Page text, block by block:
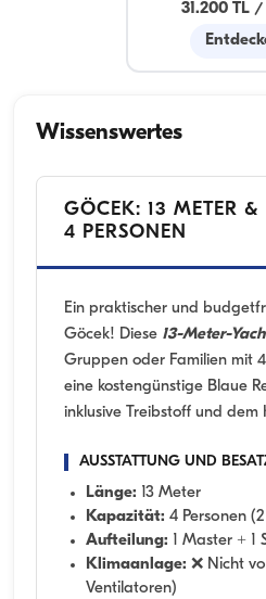
31.200 TL/
Wissenswertes
GÖCEK: 13 METER
4 PERSONEN
Ein praktischer und
Göcek! Diese 13-Meter-
Gruppen oder Familien mit
eine kostengünstige Blaue
inklusive Treibstoff und dem
AUSSTATTUNG UND
Länge: 13 Meter
Kapazität: 4 Personen
Aufteilung: 1 Master + 1
Klimaanlage: ❌ Nicht
Ventilatoren)